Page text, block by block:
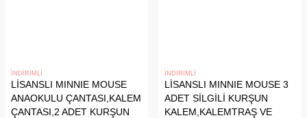
İNDİRİMLİ
LİSANSLI MINNIE MOUSE
ANAOKULU ÇANTASI,KALEM
ÇANTASI,2 ADET KURŞUN
İNDİRİMLİ
LİSANSLI MINNIE MOUSE 3
ADET SİLGİLİ KURŞUN
KALEM,KALEMTRAŞ VE